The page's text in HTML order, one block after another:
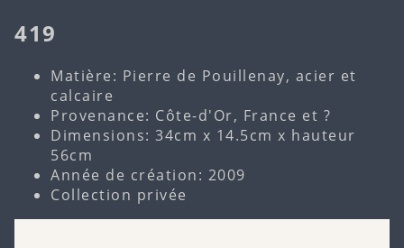
419
Matière: Pierre de Pouillenay, acier et
calcaire
Provenance: Côte-d'Or, France et ?
Dimensions: 34cm x 14.5cm x hauteur
56cm
Année de création: 2009
Collection privée